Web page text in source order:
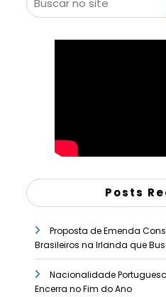
Posts
Proposta de Emenda
Brasileiros na Irlanda que
Nacionalidade
Encerra no Fim do Ano